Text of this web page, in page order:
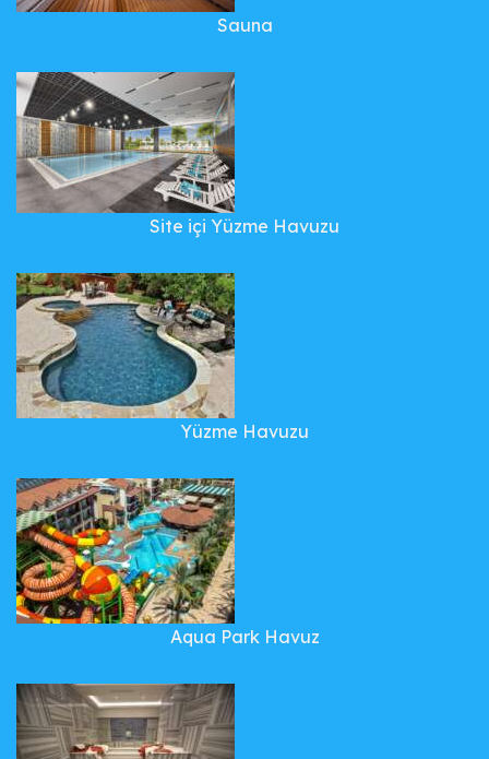
Sauna
Site içi Yüzme Havuzu
Yüzme Havuzu
Aqua Park Havuz